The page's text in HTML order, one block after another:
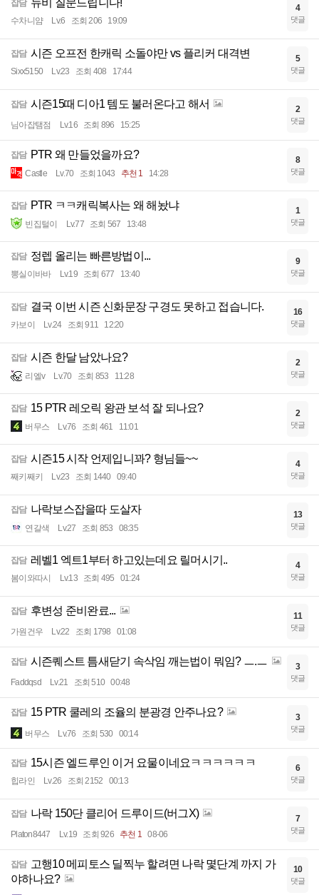
잡담 뉴비 질문드립니다!
수차니얌 Lv.6 조회 206 19:09
4
댓글
잡담 시즌 오프전 한캐릭 소돌야만 vs 플리커 대격변
Sixx5150 Lv.23 조회 408 17:44
5
댓글
잡담 시즌15때 디아1 템도 불러온다고 해서
님아잡탬점 Lv.16 조회 896 15:25
2
댓글
잡담 PTR 왜 만들었을까요?
Castle Lv.70 조회 1043 추천 1 14:28
8
댓글
잡담 PTR ㅋㅋ캐릭복사는 왜 해놨냐
빈집털이 Lv.77 조회 567 13:48
1
댓글
잡담 정렙 올리는 빠른방법이...
뽕실이바바 Lv.19 조회 677 13:40
9
댓글
잡담 결국 이번 시즌 신화문장 구경도 못하고 접습니다.
카보이 Lv.24 조회 911 12:20
16
댓글
잡담 시즌 한달 남았나요?
리엘v Lv.70 조회 853 11:28
2
댓글
잡담 15 PTR 레오릭 왕관 보석 잘 되나요?
버무스 Lv.76 조회 461 11:01
2
댓글
잡담 시즌15 시작 언제입니꽈? 형님들~~
째키째키 Lv.23 조회 1440 09:40
4
댓글
잡담 나락보스잡을따 도살자
연갈색 Lv.27 조회 853 08:35
13
댓글
잡담 레벨1 엑트1부터 하고있는데요 릴머시기..
봄이와따시 Lv.13 조회 495 01:24
4
댓글
잡담 후변성 준비완료...
가원건우 Lv.22 조회 1798 01:08
11
댓글
잡담 시즌퀘스트 틈새닫기 속삭임 깨는법이 뭐임? ㅡ.ㅡ
Faddqsd Lv.21 조회 510 00:48
3
댓글
잡담 15 PTR 쿨레의 조율의 분광경 안주나요?
버무스 Lv.76 조회 530 00:14
3
댓글
잡담 15시즌 엘드루인 이거 요물이네요ㅋㅋㅋㅋㅋㅋ
힙라인 Lv.26 조회 2152 00:13
6
댓글
잡담 나락 150단 클리어 드루이드(버그X)
Platon8447 Lv.19 조회 926 추천 1 08-06
7
댓글
잡담 고행10 메피토스 딜찍누 할려면 나락 몇단계 까지 가
야하나요?
10
댓글